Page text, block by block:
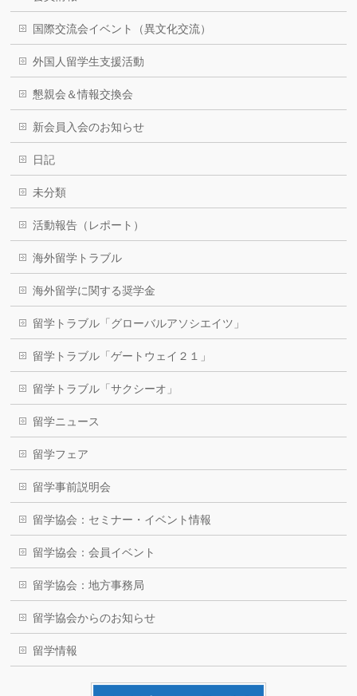
国際交流会イベント（異文化交流）
外国人留学生支援活動
懇親会＆情報交換会
新会員入会のお知らせ
日記
未分類
活動報告（レポート）
海外留学トラブル
海外留学に関する奨学金
留学トラブル「グローバルアソシエイツ」
留学トラブル「ゲートウェイ２１」
留学トラブル「サクシーオ」
留学ニュース
留学フェア
留学事前説明会
留学協会：セミナー・イベント情報
留学協会：会員イベント
留学協会：地方事務局
留学協会からのお知らせ
留学情報